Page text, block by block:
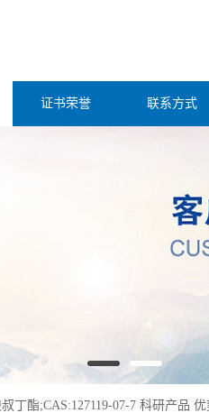
证书荣誉 联系方式
丁酯;CAS:127119-07-7 科研产品